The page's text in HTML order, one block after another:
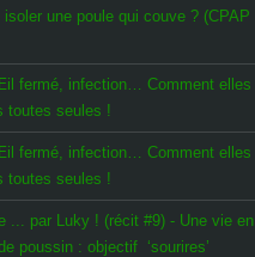
isoler une poule qui couve ? (CPAP
fermé, infection… Comment elles
toutes seules !
fermé, infection… Comment elles
toutes seules !
... par Luky ! (récit #9) - Une vie en
poussin : objectif ‘sourires’